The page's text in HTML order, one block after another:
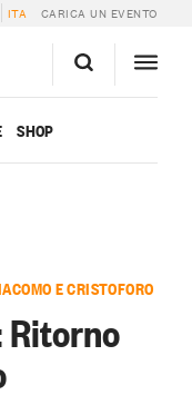
ITA CARICA UN EVENTO
SHOP
E CRISTOFORO
Ritorno